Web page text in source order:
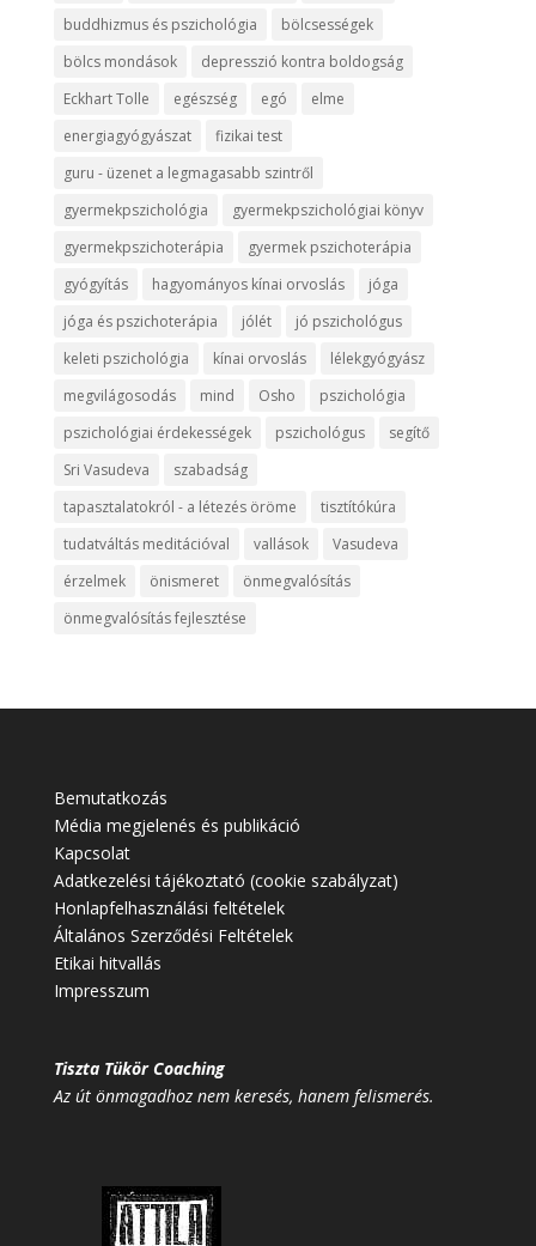
buddhizmus és pszichológia
bölcsességek
bölcs mondások
depresszió kontra boldogság
Eckhart Tolle
egészség egó
elme
energiagyógyászat
fizikai test
guru - üzenet a legmagasabb szintről
gyermekpszichológia
gyermekpszichológiai könyv
gyermekpszichoterápia
gyermek pszichoterápia
gyógyítás
hagyományos kínai orvoslás
jóga
jóga és pszichoterápia
jólét
jó pszichológus
keleti pszichológia
kínai orvoslás
lélekgyógyász
megvilágosodás
mind Osho
pszichológia
pszichológiai érdekességek
pszichológus
segítő
Sri Vasudeva
szabadság
tapasztalatokról - a létezés öröme
tisztítókúra
tudatváltás meditációval
vallások
Vasudeva
érzelmek
önismeret
önmegvalósítás
önmegvalósítás fejlesztése
Bemutatkozás
Média megjelenés és publikáció
Kapcsolat
Adatkezelési tájékoztató (cookie szabályzat)
Honlapfelhasználási feltételek
Általános Szerződési Feltételek
Etikai hitvallás
Impresszum
Tiszta Tükör Coaching
Az út önmagadhoz nem keresés, hanem felismerés.